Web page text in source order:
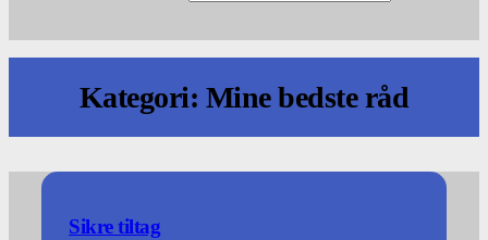
Kategori: Mine bedste råd
Sikre tiltag